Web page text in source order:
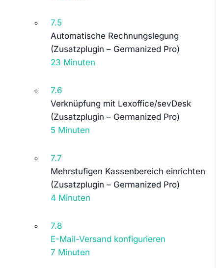
7.5
Automatische Rechnungslegung
(Zusatzplugin – Germanized Pro)
23 Minuten
7.6
Verknüpfung mit Lexoffice/sevDesk
(Zusatzplugin – Germanized Pro)
5 Minuten
7.7
Mehrstufigen Kassenbereich einrichten
(Zusatzplugin – Germanized Pro)
4 Minuten
7.8
E-Mail-Versand konfigurieren
7 Minuten